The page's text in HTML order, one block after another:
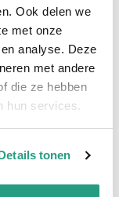
Ook delen we
met onze
analyse. Deze
met andere
die ze hebben
hun services.
tonen
is 50 meter.